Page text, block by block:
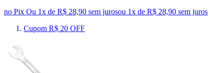
no Pix Ou 1x de R$ 28,90 sem jurosou 1x de R$ 28,90 sem juros
Cupom R$ 20 OFF